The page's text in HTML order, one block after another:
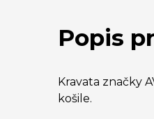
Popis
Kravata značky
košile.